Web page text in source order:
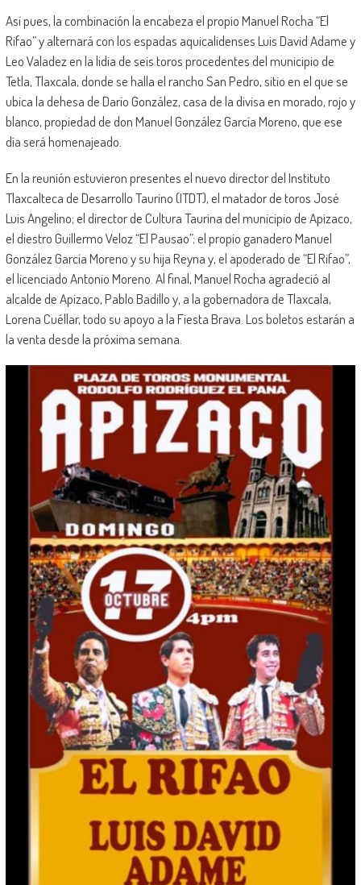
Así pues, la combinación la encabeza el propio Manuel Rocha “El
Rifao” y alternará con los espadas aquicalidenses Luis David Adame y
Leo Valadez en la lidia de seis toros procedentes del municipio de
Tetla, Tlaxcala, donde se halla el rancho San Pedro, sitio en el que se
ubica la dehesa de Darío González, casa de la divisa en morado, rojo y
blanco, propiedad de don Manuel González García Moreno, que ese
día será homenajeado.
En la reunión estuvieron presentes el nuevo director del Instituto
Tlaxcalteca de Desarrollo Taurino (ITDT), el matador de toros José
Luis Angelino; el director de Cultura Taurina del municipio de Apizaco,
el diestro Guillermo Veloz “El Pausao”; el propio ganadero Manuel
González García Moreno y su hija Reyna y, el apoderado de “El Rifao”,
el licenciado Antonio Moreno. Al final, Manuel Rocha agradeció al
alcalde de Apizaco, Pablo Badillo y, a la gobernadora de Tlaxcala,
Lorena Cuéllar, todo su apoyo a la Fiesta Brava. Los boletos estarán a
la venta desde la próxima semana.